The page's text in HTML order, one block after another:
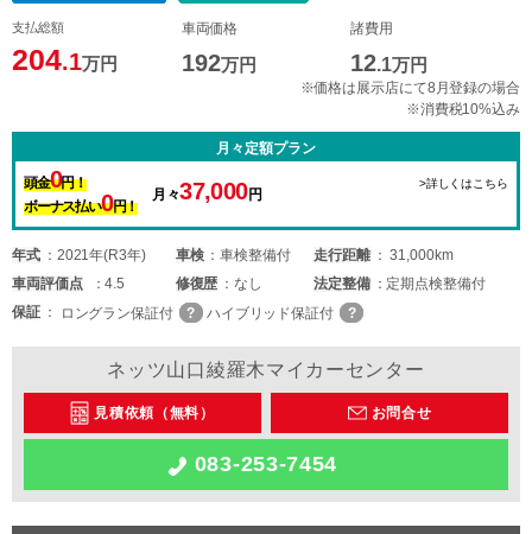
支払総額
204.1万円
車両価格
192万円
諸費用
12.1万円
※価格は展示店にて8月登録の場合
※消費税10%込み
月々定額プラン
頭金0円！
ボーナス払い0円！
月々37,000円
>詳しくはこちら
年式 2021年(R3年) 車検 車検整備付 走行距離
31,000km
車両評価点 4.5 修復歴 なし 法定整備
定期点検整備付
保証
ロングラン保証付 ハイブリッド保証付
ネッツ山口綾羅木マイカーセンター
見積依頼（無料） お問合せ
083-253-7454